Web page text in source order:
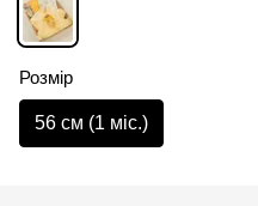
Розмір
56 см (1 мiс.)